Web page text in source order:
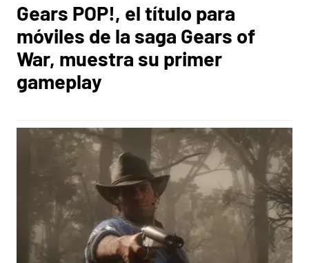
Gears POP!, el título para
móviles de la saga Gears of
War, muestra su primer
gameplay